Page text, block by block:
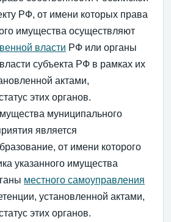
РФ, от имени которых права
имущества осуществляют
власти РФ или органы
субъекта РФ в рамках их
актами,
этих органов.
муниципального
является
от имени которого
указанного имущества
местного самоуправления
установленной актами,
этих органов.